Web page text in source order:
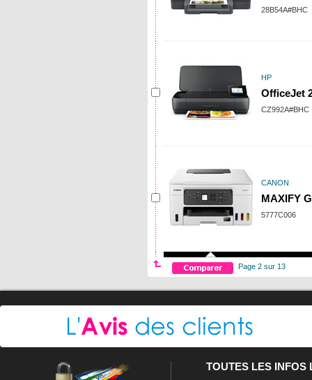
28B54A#BHC
HP
OfficeJet
CZ992A#BHC
CANON
MAXIFY
5777C006
Page 2 sur 13
TOUTES LES INFOS